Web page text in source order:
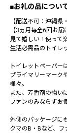
■お礼の品につい
【配送不可：沖縄県
【3ヵ月毎全6回お届
見て嬉しい！使って
生活必需品のトイレ
トイレットペーパー
プライマリーマーク
様々。
また、芳香剤の強い
ファンのみならずお
外側のパッケージに
クマのB・Bなど、フ